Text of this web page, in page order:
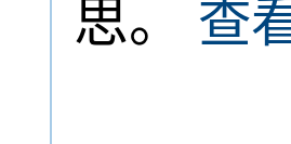
思。 查